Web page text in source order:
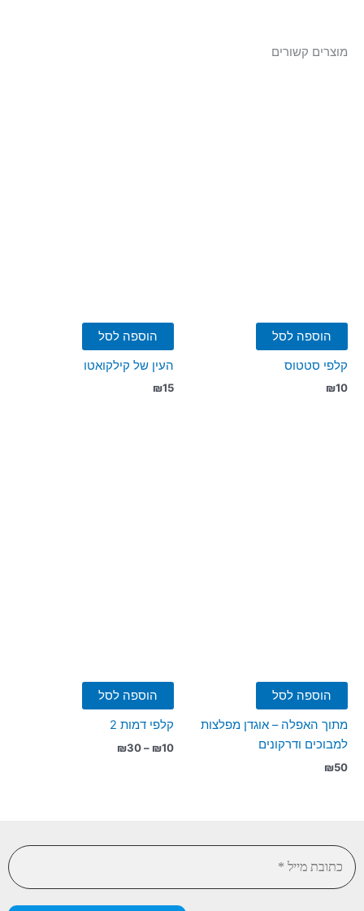
מוצרים קשורים
הוספה לסל
קלפי סטטוס
₪10
הוספה לסל
העין של קילקואטו
₪15
הוספה לסל
מתוך האפלה – אוגדן מפלצות
למבוכים ודרקונים
₪50
הוספה לסל
קלפי דמות 2
₪10
–
₪30